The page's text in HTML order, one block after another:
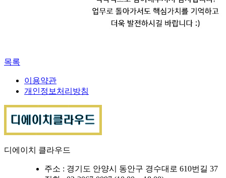
목록
이용약관
개인정보처리방침
디에이치 클라우드
주소 : 경기도 안양시 동안구 경수대로 610번길 37